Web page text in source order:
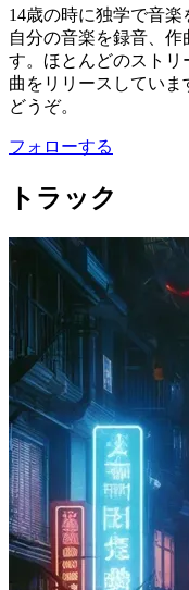
14歳の時に独学で音楽
自分の音楽を録音、
す。ほとんどのスト
曲をリリースしてい
どうぞ。
フォローする
トラック